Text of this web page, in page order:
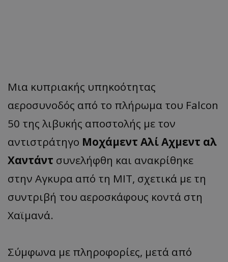
Μια κυπριακής υπηκοότητας
αεροσυνοδός από το πλήρωμα του Falcon
50 της λιβυκής αποστολής με τον
αντιστράτηγο Μοχάμεντ Αλί Αχμεντ αλ
Χαντάντ συνελήφθη και ανακρίθηκε
στην Αγκυρα από τη ΜΙΤ, σχετικά με τη
συντριβή του αεροσκάφους κοντά στη
Χαϊμανά.
Σύμφωνα με πληροφορίες, μετά από